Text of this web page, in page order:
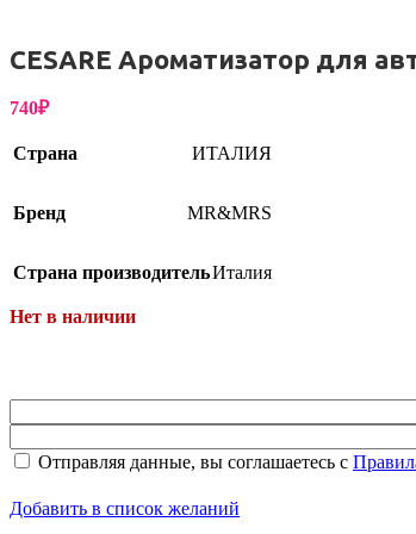
CESARE Ароматизатор для
740₽
Страна ИТАЛИЯ
Бренд MR&MRS
Страна производительИталия
Нет в наличии
Отправляя данные, вы соглашаетесь с
Добавить в список желаний